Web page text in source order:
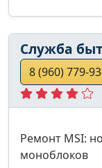
Служба
8 (960) 779-
Ремонт MSI:
моноблоков